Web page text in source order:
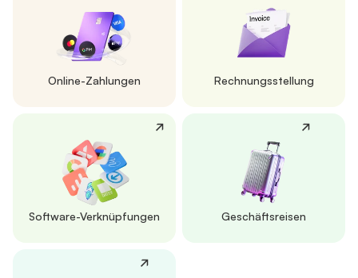
Online-Zahlungen Rechnungsstellung
Software-Verknüpfungen Geschäftsreisen